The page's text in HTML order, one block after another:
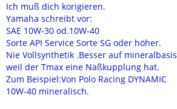
Ich muß dich korigieren.
Yamaha schreibt vor:
SAE 10W-30 od.10W-40
Sorte API Service Sorte SG oder höher.
Nie Vollsynthetik .Besser auf mineralbasis
weil der Tmax eine Naßkupplung hat.
Zum Beispiel:Von Polo Racing DYNAMIC
10W-40 mineralisch.